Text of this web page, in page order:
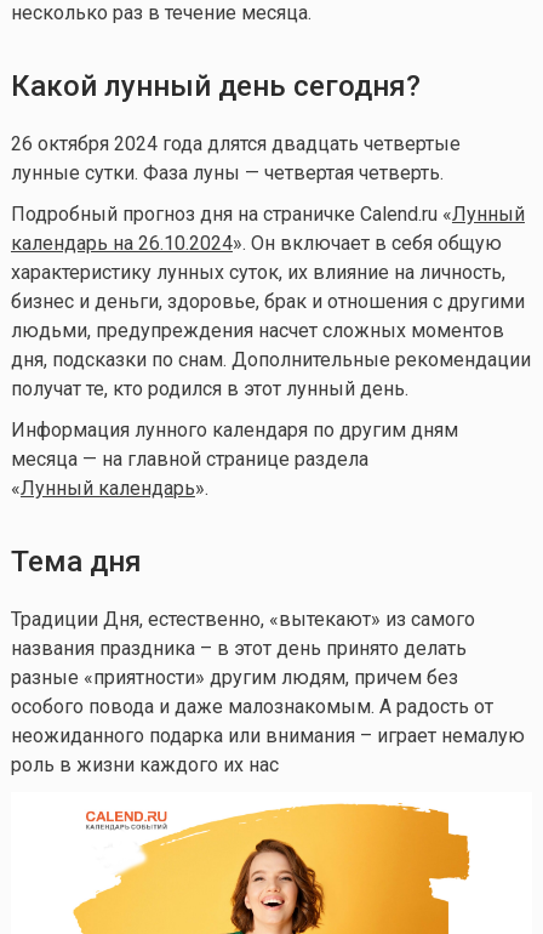
несколько раз в течение месяца.
Какой лунный день сегодня?
26 октября 2024 года длятся двадцать четвертые
лунные сутки. Фаза луны — четвертая четверть.
Подробный прогноз дня на страничке Calend.ru «Лунный
календарь на 26.10.2024». Он включает в себя общую
характеристику лунных суток, их влияние на личность,
бизнес и деньги, здоровье, брак и отношения с другими
людьми, предупреждения насчет сложных моментов
дня, подсказки по снам. Дополнительные рекомендации
получат те, кто родился в этот лунный день.
Информация лунного календаря по другим дням
месяца — на главной странице раздела
«Лунный календарь».
Тема дня
Традиции Дня, естественно, «вытекают» из самого
названия праздника – в этот день принято делать
разные «приятности» другим людям, причем без
особого повода и даже малознакомым. А радость от
неожиданного подарка или внимания – играет немалую
роль в жизни каждого их нас